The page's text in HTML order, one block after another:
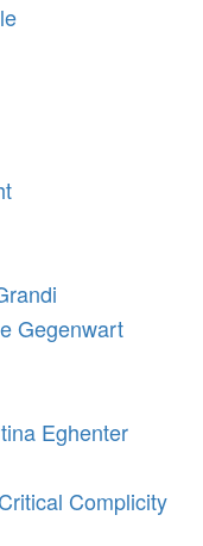
Gegenwart
Eghenter
Complicity